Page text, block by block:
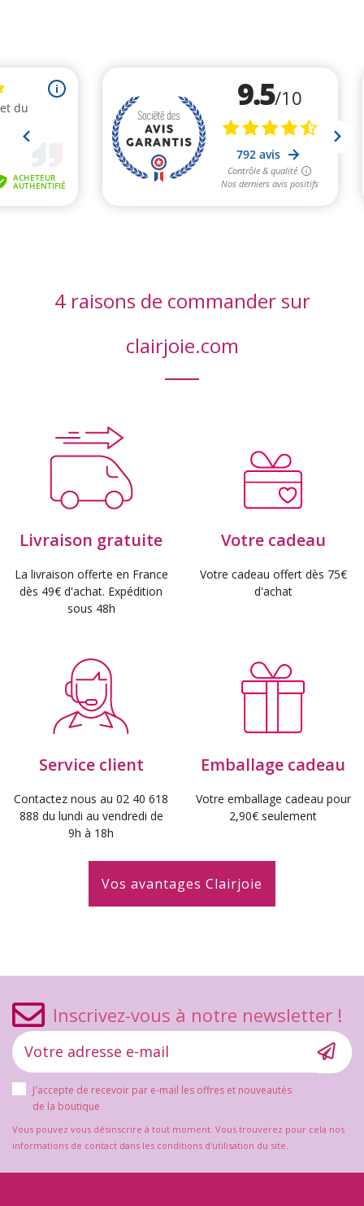
4 raisons de commander sur
clairjoie.com
Livraison gratuite
La livraison offerte en France
dès 49€ d'achat. Expédition
sous 48h
Votre cadeau
Votre cadeau offert dès 75€
d'achat
Service client
Contactez nous au 02 40 618
888 du lundi au vendredi de
9h à 18h
Emballage cadeau
Votre emballage cadeau pour
2,90€ seulement
Vos avantages Clairjoie
Inscrivez-vous à notre newsletter !
J'accepte de recevoir par e-mail les offres et nouveautés
de la boutique
Vous pouvez vous désinscrire à tout moment. Vous trouverez pour cela nos
informations de contact dans les conditions d'utilisation du site.